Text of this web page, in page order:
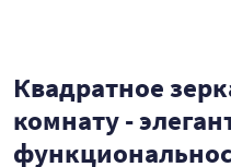
Квадратное
комнату -